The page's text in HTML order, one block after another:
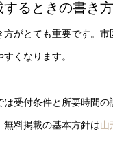
るときの書き方
がとても重要です。
くなります。
受付条件と所要時間
料掲載の基本方針は山